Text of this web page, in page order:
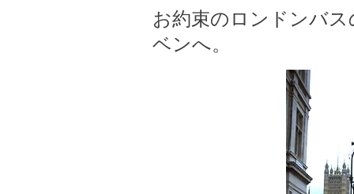
お約束のロンドンバ
ベンへ。